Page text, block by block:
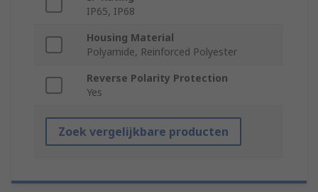
IP65, IP68
Housing Material
Polyamide, Reinforced Polyester
Reverse Polarity Protection
Yes
Zoek vergelijkbare producten